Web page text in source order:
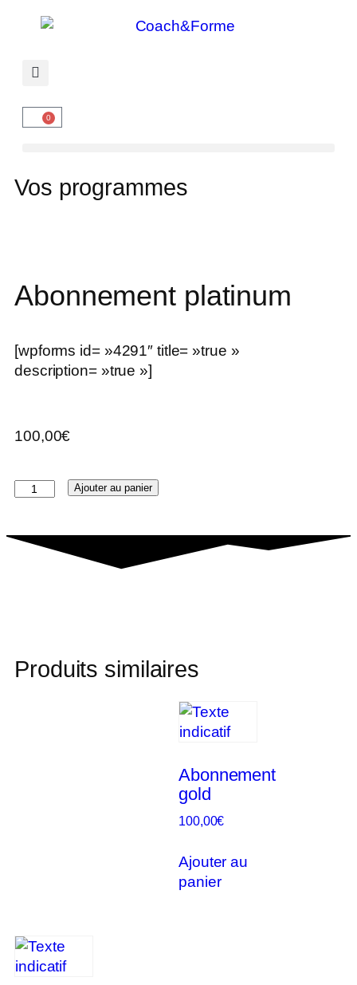
0
Vos programmes
Abonnement platinum
[wpforms id= »4291″ title= »true »
description= »true »]
100,00€
Ajouter au panier
Produits similaires
Abonnement
gold
100,00€
Ajouter au
panier